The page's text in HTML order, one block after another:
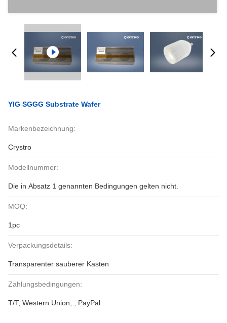
YIG SGGG Substrate Wafer
Markenbezeichnung:
Crystro
Modellnummer:
Die in Absatz 1 genannten Bedingungen gelten nicht.
MOQ:
1pc
Verpackungsdetails:
Transparenter sauberer Kasten
Zahlungsbedingungen:
T/T, Western Union, , PayPal